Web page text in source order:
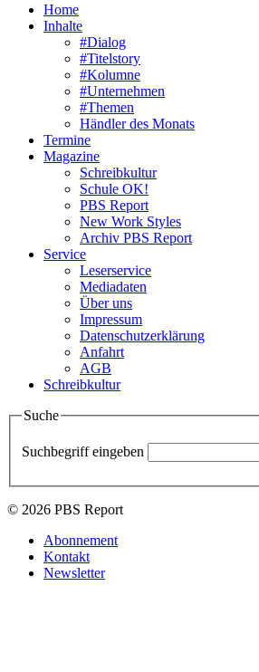
Home
Inhalte
#Dialog
#Titelstory
#Kolumne
#Unternehmen
#Themen
Händler des Monats
Termine
Magazine
Schreibkultur
Schule OK!
PBS Report
New Work Styles
Archiv PBS Report
Service
Leserservice
Mediadaten
Über uns
Impressum
Datenschutzerklärung
Anfahrt
AGB
Schreibkultur
Suche
Suchbegriff eingeben
© 2026 PBS Report
Abonnement
Kontakt
Newsletter